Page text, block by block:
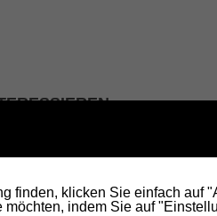
finden, klicken Sie einfach auf
indem Sie auf